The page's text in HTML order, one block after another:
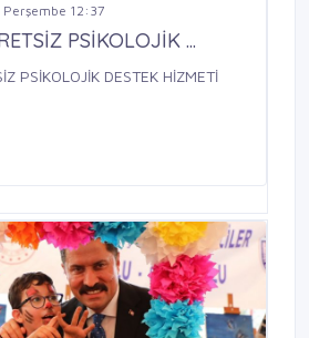
Perşembe 12:37
PSİKOLOJİK ...
PSİKOLOJİK DESTEK HİZMETİ